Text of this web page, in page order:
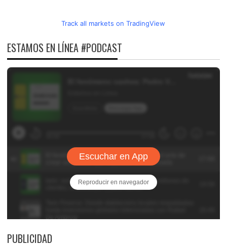
Track all markets on TradingView
ESTAMOS EN LÍNEA #PODCAST
PUBLICIDAD